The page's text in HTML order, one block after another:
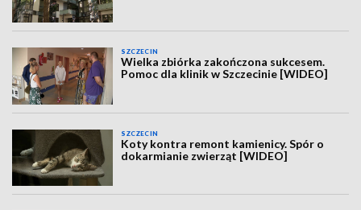
SZCZECIN
Wielka zbiórka zakończona sukcesem.
Pomoc dla klinik w Szczecinie [WIDEO]
SZCZECIN
Koty kontra remont kamienicy. Spór o
dokarmianie zwierząt [WIDEO]